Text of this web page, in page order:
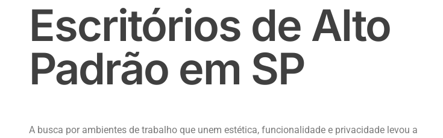
Escritórios de Alto
Padrão em SP
A busca por ambientes de trabalho que unem estética, funcionalidade e privacidade levou a